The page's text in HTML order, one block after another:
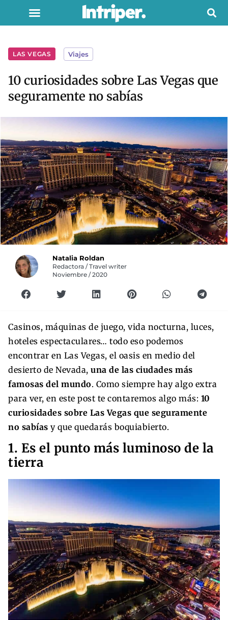
LAS VEGAS Viajes
10 curiosidades sobre Las Vegas que
seguramente no sabías
Natalia Roldan
Redactora / Travel writer
Noviembre / 2020
Casinos, máquinas de juego, vida nocturna, luces,
hoteles espectaculares… todo eso podemos
encontrar en Las Vegas, el oasis en medio del
desierto de Nevada, una de las ciudades más
famosas del mundo. Como siempre hay algo extra
para ver, en este post te contaremos algo más: 10
curiosidades sobre Las Vegas que seguramente
no sabías y que quedarás boquiabierto.
1. Es el punto más luminoso de la
tierra